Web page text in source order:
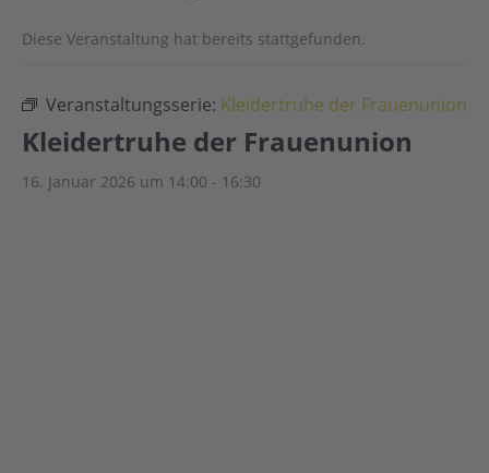
Diese Veranstaltung hat bereits stattgefunden.
Veranstaltungsserie: Kleidertruhe der Frauenunion
Kleidertruhe der Frauenunion
16. Januar 2026 um 14:00 - 16:30